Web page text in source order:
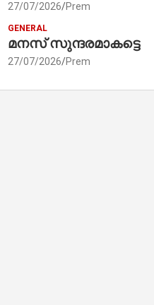
27/07/2026 Prem
GENERAL
മനസ് സുന്ദരമാകട്ടെ
27/07/2026 Prem